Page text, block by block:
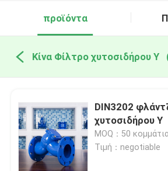
προϊόντα
Κίνα Φίλτρο χυτοσιδήρου Υ
DIN3202
χυτοσιδήρου Υ
MOQ：50
Τιμή：negotiable